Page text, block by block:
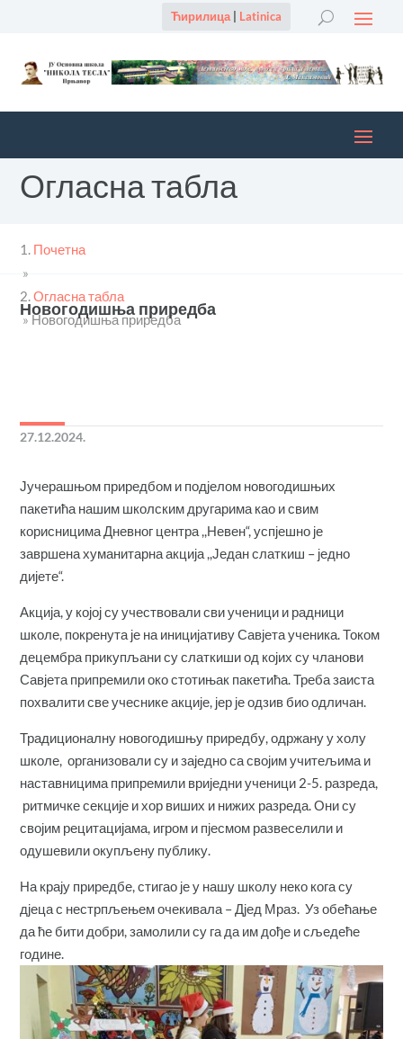
Ћирилица| Latinica
Огласна табла
Почетна
»
Огласна табла
»Новогодишња приредба
Новогодишња приредба
27.12.2024.
Јучерашњом приредбом и подјелом новогодишњих
пакетића нашим школским другарима као и свим
корисницима Дневног центра ,,Невен“, успјешно је
завршена хуманитарна акција ,,Један слаткиш – једно
дијете“.
Акција, у којој су учествовали сви ученици и радници
школе, покренута је на иницијативу Савјета ученика. Током
децембра прикупљани су слаткиши од којих су чланови
Савјета припремили око стотињак пакетића. Треба заиста
похвалити све учеснике акције, јер је одзив био одличан.
Традиционалну новогодишњу приредбу, одржану у холу
школе, организовали су и заједно са својим учитељима и
наставницима припремили вриједни ученици 2-5. разреда,
ритмичке секције и хор виших и нижих разреда. Они су
својим рецитацијама, игром и пјесмом развеселили и
одушевили окупљену публику.
На крају приредбе, стигао је у нашу школу неко кога су
дјеца с нестрпљењем очекивала – Дјед Мраз. Уз обећање
да ће бити добри, замолили су га да им дође и сљедеће
године.